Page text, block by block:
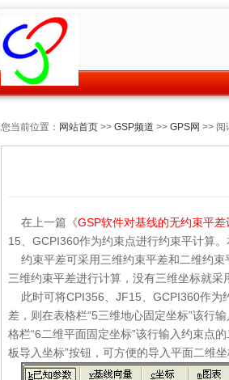
您当前位置： 网站首页 >> GSP频道 >> GPS网 >> 阅
在上一篇《GSP软件对基线的无约束平差
15、GCPI360作为约束点进行约束平计算
约束平差可采用三维约束平差和二维约束
三维约束平差进行计算，没有三维坐标就采
此时可将CPI356、JF15、GCPI360作为
差，则在表格栏“5三维地心固定坐标”该行
格栏“6二维平面固定坐标”该行输入约束点
板导入坐标”按钮，可方便的导入平面二维